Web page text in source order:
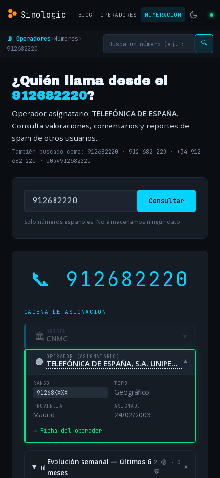
Sinologic BLOG OPERADORES NUMERACIÓN
📡 Operadores›Números›
912682220
🔍
¿Quién llama desde el
912682220?
Operador asignatario: TELEFÓNICA DE ESPAÑA.
Consulta valoraciones, comentarios y reportes de
spam de otros usuarios.
También buscado como: 912682220 · 912 682 220 · +34 912
682 220 · 0034912682220
Consultar
Solo números españoles. No almacenamos ningún dato.
📞 912682220
CADENA DE ASIGNACIÓN
🏛 ORIGEN
CNMC ▾
🟢 OPERADOR (ASIGNATARIO)
TELEFÓNICA DE ESPAÑA, S.A. UNIPERSONAL ▾
RANGO
91268XXXX
TIPO
Geográfico
PROVINCIA
Madrid
ASIGNADO
24/02/2003
→ Ficha del operador
📊
Evolución semanal — últimos 6
meses
2 😡 · 0
💬
▾